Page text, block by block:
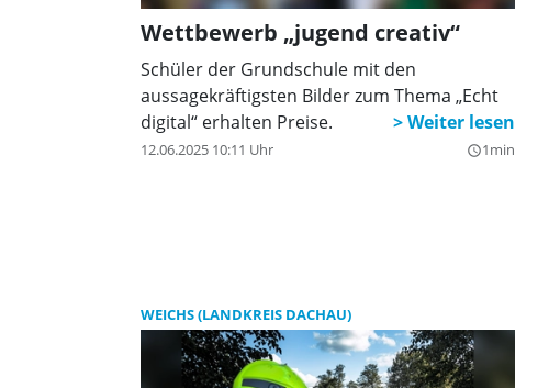
Wettbewerb „jugend creativ“
Schüler der Grundschule mit den
aussagekräftigsten Bilder zum Thema „Echt
digital“ erhalten Preise.
12.06.2025 10:11 Uhr query_builder1min
WEICHS (LANDKREIS DACHAU)